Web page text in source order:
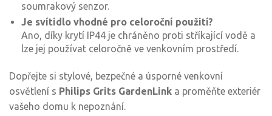
soumrakový senzor.
Je svítidlo vhodné pro celoroční použití?
Ano, díky krytí IP44 je chráněno proti stříkající vodě a
lze jej používat celoročně ve venkovním prostředí.
Dopřejte si stylové, bezpečné a úsporné venkovní
osvětlení s Philips Grits GardenLink a proměňte exteriér
vašeho domu k nepoznání.